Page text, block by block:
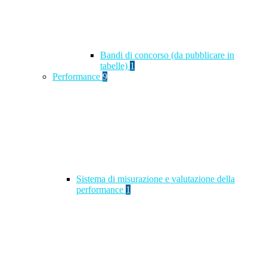
Bandi di concorso (da pubblicare in
tabelle) 1
Performance 9
Sistema di misurazione e valutazione della
performance 1